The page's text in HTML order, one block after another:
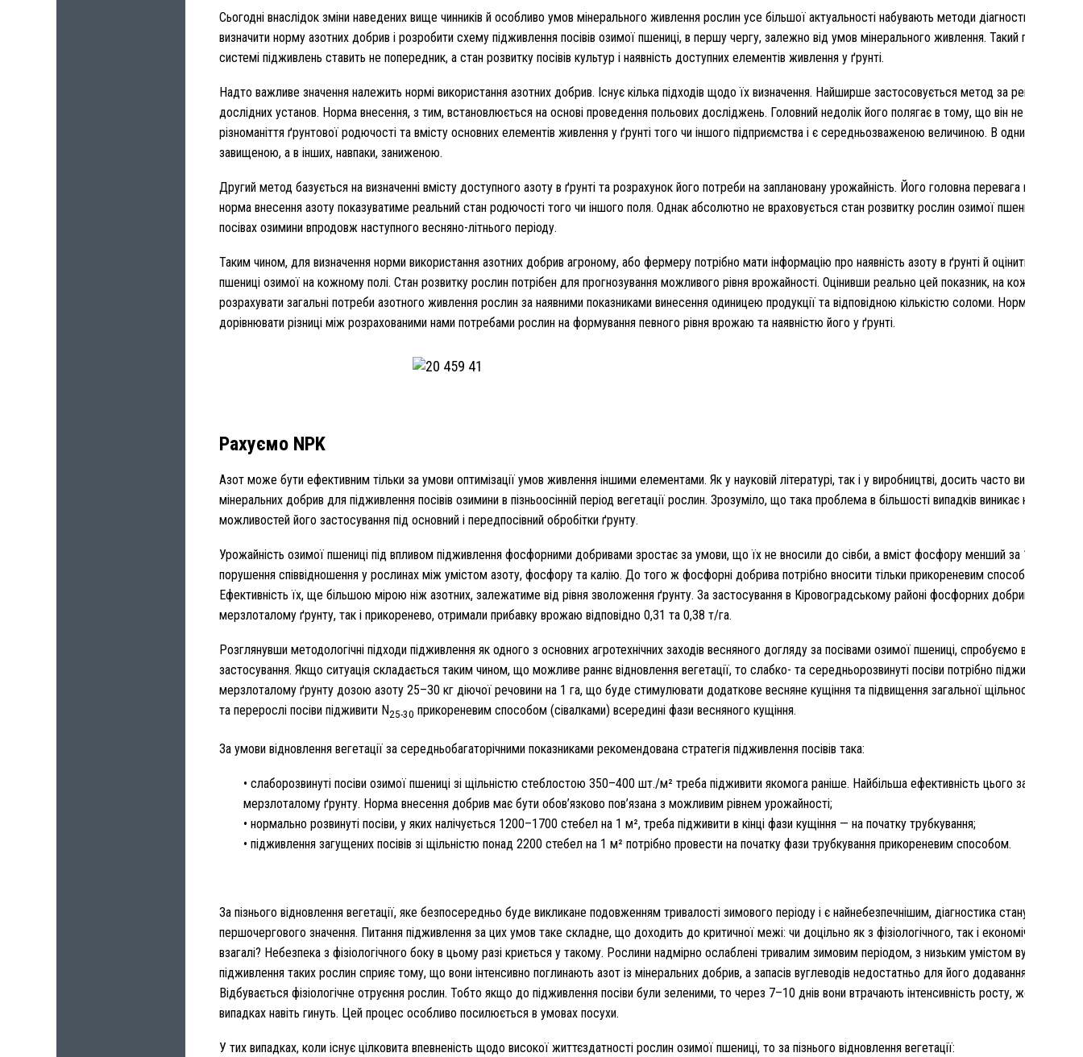
Сьогодні внаслідок зміни наведених вище чинників й особливо умов мінерального живлення рослин усе більшої актуальності набувають методи діагностики. Вони
визначити норму азотних добрив і розробити схему підживлення посівів озимої пшениці, в першу чергу, залежно від умов мінерального живлення. Такий підхід на
системі підживлень ставить не попередник, а стан розвитку посівів культур і наявність доступних елементів живлення у ґрунті.
Надто важливе значення належить нормі використання азотних добрив. Існує кілька підходів щодо їх визначення. Найширше застосовується метод за
дослідних установ. Норма внесення, з тим, встановлюється на основі проведення польових досліджень. Головний недолік його полягає в тому, що він не враховує
різноманіття ґрунтової родючості та вмісту основних елементів живлення у ґрунті того чи іншого підприємства і є середньозваженою величиною. В одних
завищеною, а в інших, навпаки, заниженою.
Другий метод базується на визначенні вмісту доступного азоту в ґрунті та розрахунок його потреби на заплановану урожайність. Його головна перевага в тому,
норма внесення азоту показуватиме реальний стан родючості того чи іншого поля. Однак абсолютно не враховується стан розвитку рослин озимої пшениці та
посівах озимини впродовж наступного весняно-літнього періоду.
Таким чином, для визначення норми використання азотних добрив агроному, або фермеру потрібно мати інформацію про наявність азоту в ґрунті й оцінити стан
пшениці озимої на кожному полі. Стан розвитку рослин потрібен для прогнозування можливого рівня врожайності. Оцінивши реально цей показник, на кожному
розрахувати загальні потреби азотного живлення рослин за наявними показниками винесення одиницею продукції та відповідною кількістю соломи. Норма
дорівнювати різниці між розрахованими нами потребами рослин на формування певного рівня врожаю та наявністю його у ґрунті.
Рахуємо NPK
Азот може бути ефективним тільки за умови оптимізації умов живлення іншими елементами. Як у науковій літературі, так і у виробництві, досить часто виникає
мінеральних добрив для підживлення посівів озимини в пізньоосінній період вегетації рослин. Зрозуміло, що така проблема в більшості випадків виникає на фоні
можливостей його застосування під основний і передпосівний обробітки ґрунту.
Урожайність озимої пшениці під впливом підживлення фосфорними добривами зростає за умови, що їх не вносили до сівби, а вміст фосфору менший за 10 мг/100
порушення співвідношення у рослинах між умістом азоту, фосфору та калію. До того ж фосфорні добрива потрібно вносити тільки прикореневим способом на
Ефективність їх, ще більшою мірою ніж азотних, залежатиме від рівня зволоження ґрунту. За застосування в Кіровоградському районі фосфорних добрив у нормі
мерзлоталому ґрунту, так і прикоренево, отримали прибавку врожаю відповідно 0,31 та 0,38 т/га.
Розглянувши методологічні підходи підживлення як одного з основних агротехнічних заходів весняного догляду за посівами озимої пшениці, спробуємо
застосування. Якщо ситуація складається таким чином, що можливе раннє відновлення вегетації, то слабко- та середньорозвинуті посіви потрібно підживити
мерзлоталому ґрунту дозою азоту 25–30 кг діючої речовини на 1 га, що буде стимулювати додаткове весняне кущіння та підвищення загальної щільності
та перерослі посіви підживити N25-30 прикореневим способом (сівалками) всередині фази весняного кущіння.
За умови відновлення вегетації за середньобагаторічними показниками рекомендована стратегія підживлення посівів така:
• слаборозвинуті посіви озимої пшениці зі щільністю стеблостою 350–400 шт./м² треба підживити якомога раніше. Найбільша ефективність цього заходу
мерзлоталому ґрунту. Норма внесення добрив має бути обов’язково пов’язана з можливим рівнем урожайності;
• нормально розвинуті посіви, у яких налічується 1200–1700 стебел на 1 м², треба підживити в кінці фази кущіння — на початку трубкування;
• підживлення загущених посівів зі щільністю понад 2200 стебел на 1 м² потрібно провести на початку фази трубкування прикореневим способом.
За пізнього відновлення вегетації, яке безпосередньо буде викликане подовженням тривалості зимового періоду і є найнебезпечнішим, діагностика стану посівів
першочергового значення. Питання підживлення за цих умов таке складне, що доходить до критичної межі: чи доцільно як з фізіологічного, так і економічного
взагалі? Небезпека з фізіологічного боку в цьому разі криється у такому. Рослини надмірно ослаблені тривалим зимовим періодом, з низьким умістом вуглеводів.
підживлення таких рослин сприяє тому, що вони інтенсивно поглинають азот із мінеральних добрив, а запасів вуглеводів недостатньо для його додавання в білкові
Відбувається фізіологічне отруєння рослин. Тобто якщо до підживлення посіви були зеленими, то через 7–10 днів вони втрачають інтенсивність росту, жовтіють, а
випадках навіть гинуть. Цей процес особливо посилюється в умовах посухи.
У тих випадках, коли існує цілковита впевненість щодо високої життєздатності рослин озимої пшениці, то за пізнього відновлення вегетації: